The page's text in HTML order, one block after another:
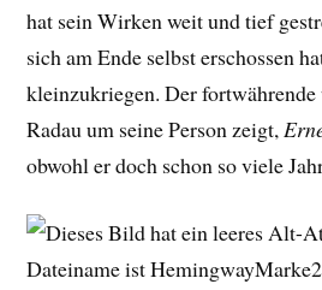
hat sein Wirken weit und tief
sich am Ende selbst erschossen
kleinzukriegen. Der fortwährende
Radau um seine Person zeigt,
obwohl er doch schon so viele